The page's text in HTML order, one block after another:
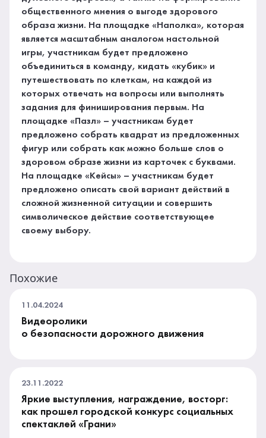
общественного мнения о выгоде здорового
образа жизни. На площадке «Наполка», которая
является масштабным аналогом настольной
игры, участникам будет предложено
объединиться в команду, кидать «кубик» и
путешествовать по клеткам, на каждой из
которых отвечать на вопросы или выполнять
задания для финиширования первым. На
площадке «Пазл» – участникам будет
предложено собрать квадрат из предложенных
фигур или собрать как можно больше слов о
здоровом образе жизни из карточек с буквами.
На площадке «Кейсы» – участникам будет
предложено описать свой вариант действий в
сложной жизненной ситуации и совершить
символическое действие соответствующее
своему выбору.
Похожие
11.04.2024
Видеоролики
о безопасности дорожного движения
23.11.2022
Яркие выступления, награждение, восторг:
как прошел городской конкурс социальных
спектаклей «Грани»